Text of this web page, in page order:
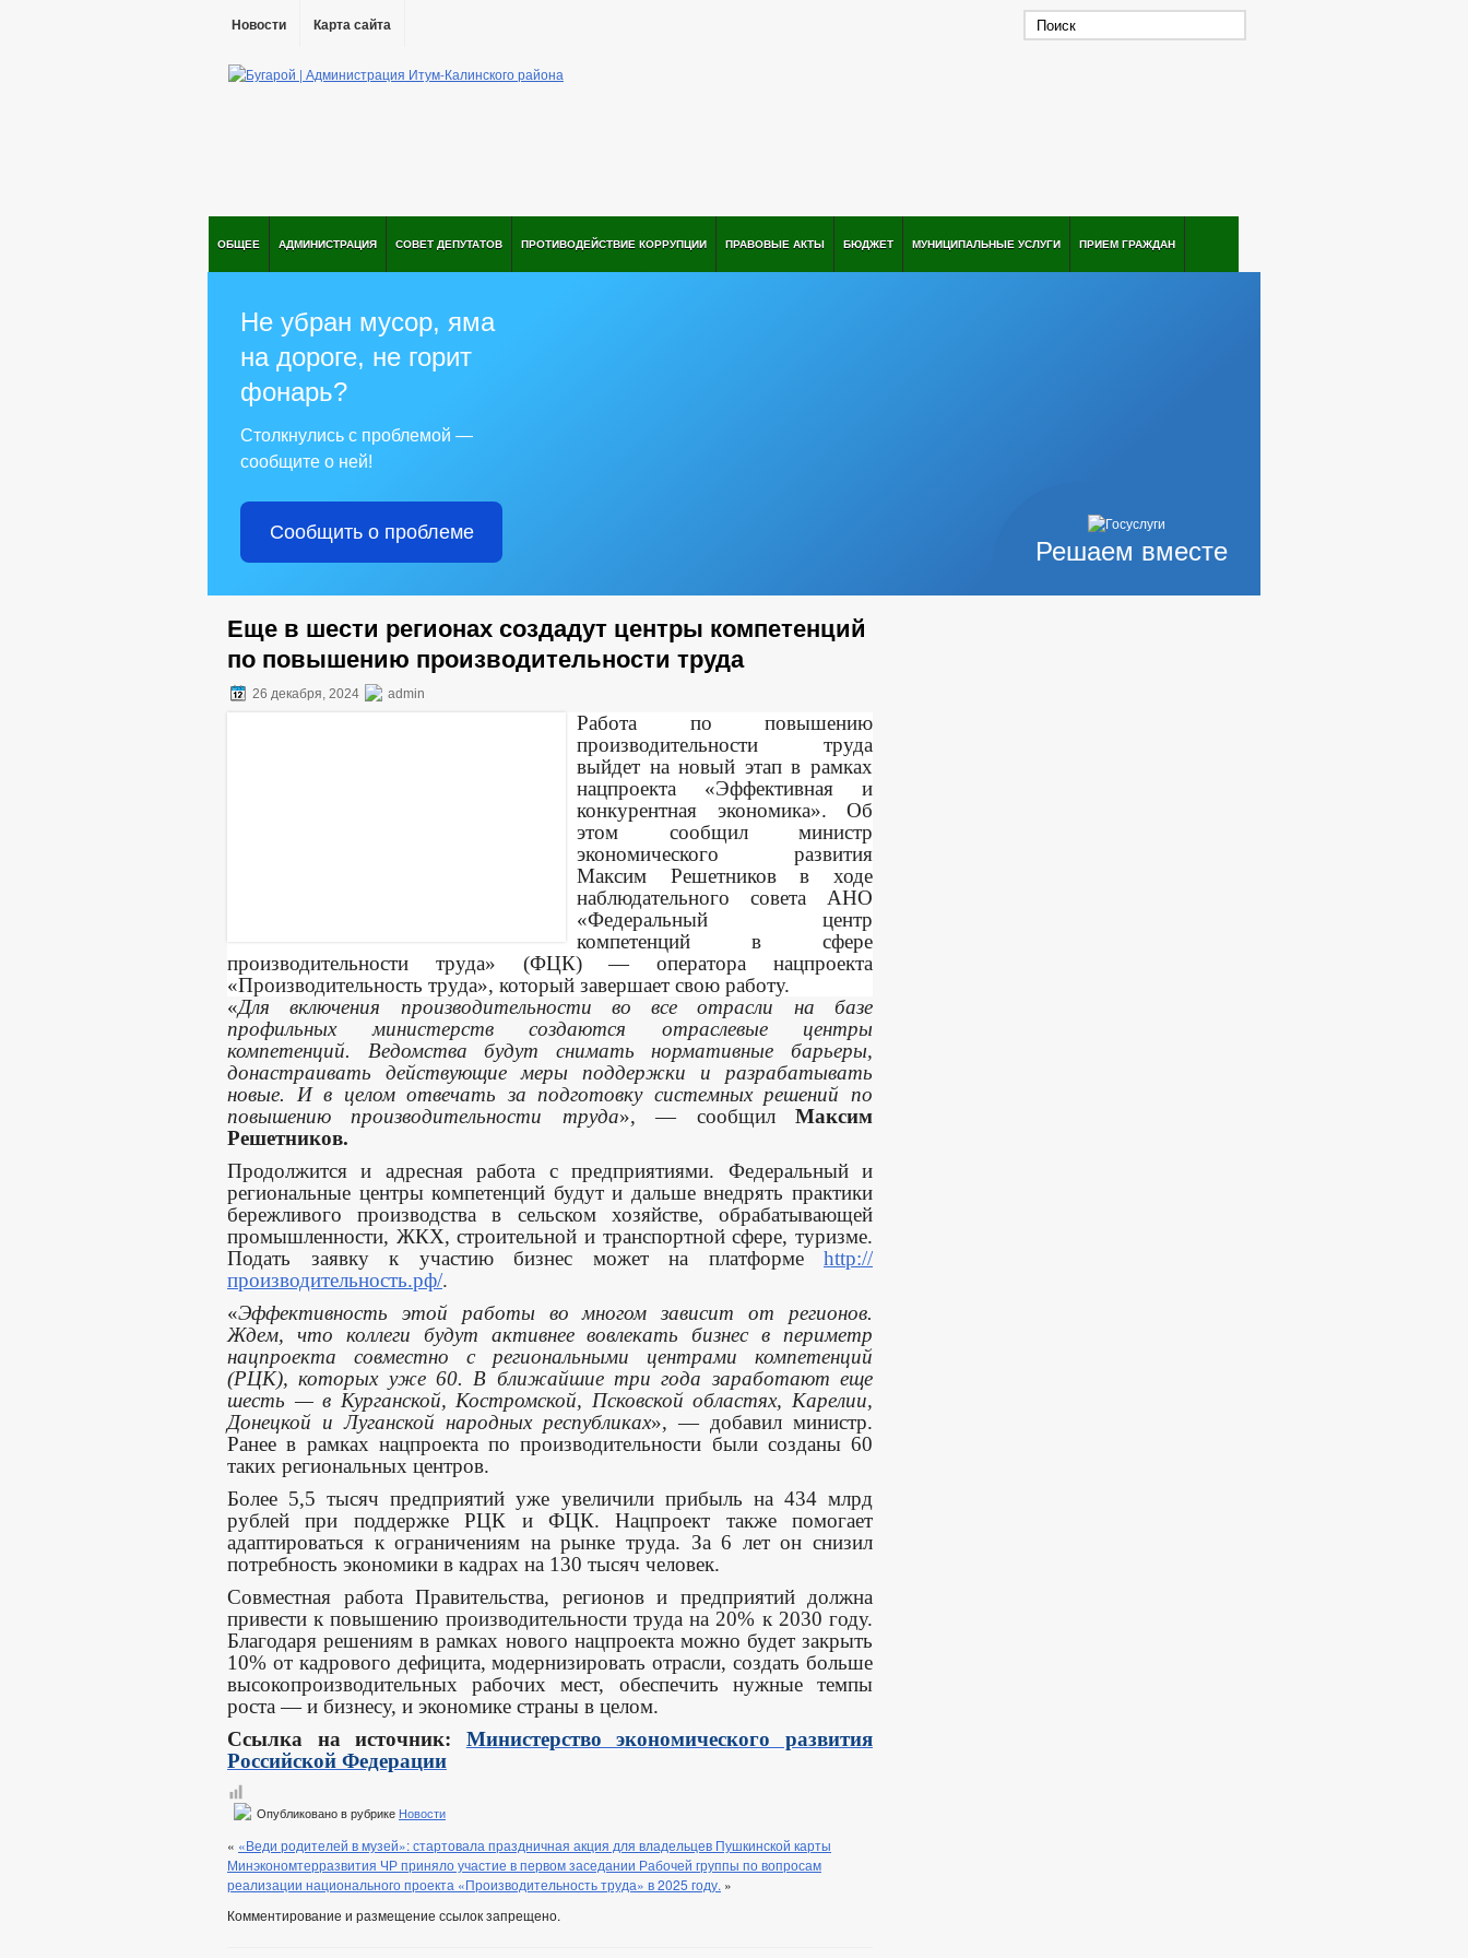
Новости Карта сайта
ОБЩЕЕ АДМИНИСТРАЦИЯ СОВЕТ ДЕПУТАТОВ ПРОТИВОДЕЙСТВИЕ КОРРУПЦИИ ПРАВОВЫЕ АКТЫ БЮДЖЕТ МУНИЦИПАЛЬНЫЕ УСЛУГИ ПРИЕМ ГРАЖДАН
Решаем вместе
Не убран мусор, яма
на дороге, не горит
фонарь?
Столкнулись с проблемой —
сообщите о ней!
Сообщить о проблеме
Еще в шести регионах создадут центры компетенций
по повышению производительности труда
26 декабря, 2024 admin
Работа по повышению
производительности труда
выйдет на новый этап в рамках
нацпроекта «Эффективная и
конкурентная экономика». Об
этом сообщил министр
экономического развития
Максим Решетников в ходе
наблюдательного совета АНО
«Федеральный центр
компетенций в сфере
производительности труда» (ФЦК) — оператора нацпроекта
«Производительность труда», который завершает свою работу.
«Для включения производительности во все отрасли на базе
профильных министерств создаются отраслевые центры
компетенций. Ведомства будут снимать нормативные барьеры,
донастраивать действующие меры поддержки и разрабатывать
новые. И в целом отвечать за подготовку системных решений по
повышению производительности труда», — сообщилМаксим
Решетников.
Продолжится и адресная работа с предприятиями. Федеральный и
региональные центры компетенций будут и дальше внедрять практики
бережливого производства в сельском хозяйстве, обрабатывающей
промышленности, ЖКХ, строительной и транспортной сфере, туризме.
Подать заявку к участию бизнес может на платформе http://
производительность.рф/.
«Эффективность этой работы во многом зависит от регионов.
Ждем, что коллеги будут активнее вовлекать бизнес в периметр
нацпроекта совместно с региональными центрами компетенций
(РЦК), которых уже 60. В ближайшие три года заработают еще
шесть — в Курганской, Костромской, Псковской областях, Карелии,
Донецкой и Луганской народных республиках», — добавил министр.
Ранее в рамках нацпроекта по производительности были созданы 60
таких региональных центров.
Более 5,5 тысяч предприятий уже увеличили прибыль на 434 млрд
рублей при поддержке РЦК и ФЦК. Нацпроект также помогает
адаптироваться к ограничениям на рынке труда. За 6 лет он снизил
потребность экономики в кадрах на 130 тысяч человек.
Совместная работа Правительства, регионов и предприятий должна
привести к повышению производительности труда на 20% к 2030 году.
Благодаря решениям в рамках нового нацпроекта можно будет закрыть
10% от кадрового дефицита, модернизировать отрасли, создать больше
высокопроизводительных рабочих мест, обеспечить нужные темпы
роста — и бизнесу, и экономике страны в целом.
Ссылка на источник: Министерство экономического развития
Российской Федерации
Опубликовано в рубрике Новости
« «Веди родителей в музей»: стартовала праздничная акция для владельцев Пушкинской карты
Минэкономтерразвития ЧР приняло участие в первом заседании Рабочей группы по вопросам
реализации национального проекта «Производительность труда» в 2025 году. »
Комментирование и размещение ссылок запрещено.